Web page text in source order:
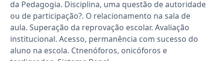
da Pedagogia. Disciplina, uma questão de autoridade
ou de participação?. O relacionamento na sala de
aula. Superação da reprovação escolar. Avaliação
institucional. Acesso, permanência com sucesso do
aluno na escola. Ctnenóforos, onicóforos e